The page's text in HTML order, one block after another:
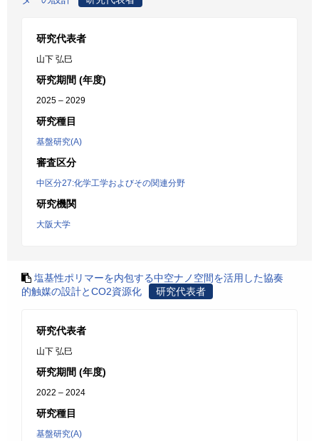
研究代表者
山下 弘巳
研究期間 (年度)
2025 – 2029
研究種目
基盤研究(A)
審査区分
中区分27:化学工学およびその関連分野
研究機関
大阪大学
塩基性ポリマーを内包する中空ナノ空間を活用した協奏
的触媒の設計とCO2資源化
研究代表者
研究代表者
山下 弘巳
研究期間 (年度)
2022 – 2024
研究種目
基盤研究(A)